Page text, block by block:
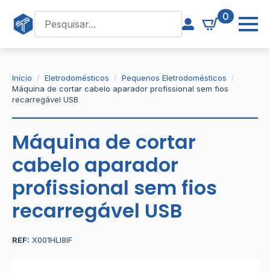
0
Início Eletrodomésticos
Pequenos Eletrodomésticos
Máquina de cortar cabelo aparador profissional sem fios
recarregável USB
Máquina de cortar
cabelo aparador
profissional sem fios
recarregável USB
REF: X001HLI8IF